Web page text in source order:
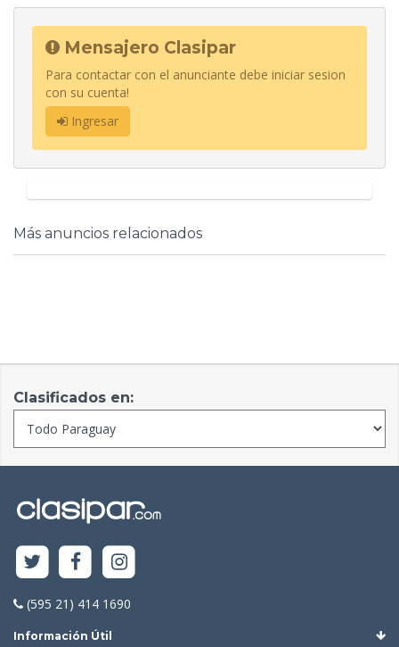
Mensajero Clasipar
Para contactar con el anunciante debe iniciar sesion
con su cuenta!
Ingresar
Más anuncios relacionados
Clasificados en:
(595 21) 414 1690
Información Útil